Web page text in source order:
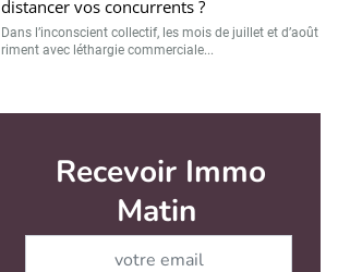
distancer vos concurrents ?
Dans l’inconscient collectif, les mois de juillet et d’août
riment avec léthargie commerciale...